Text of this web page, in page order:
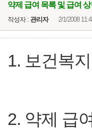
약제 급여 목록 및 급여
작성자 : 관리자 2/1/2008
1. 보건복
2. 약제 급